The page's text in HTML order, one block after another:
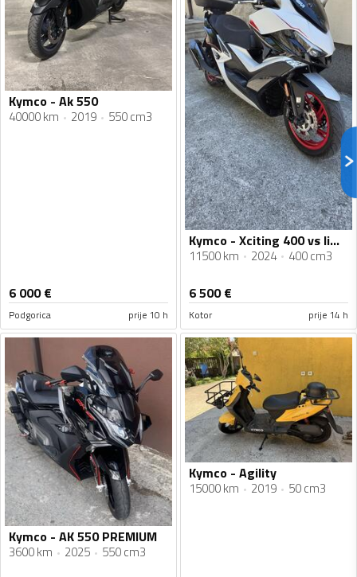
Kymco - Ak 550
40000 km 2019 550 cm3
6 000€
Podgorica prije 10 h
Kymco - Xciting 400 vs limited edition
11500 km 2024 400 cm3
6 500€
Kotor prije 14 h
Kymco - AK 550 PREMIUM
3600 km 2025 550 cm3
Kymco - Agility
15000 km 2019 50 cm3